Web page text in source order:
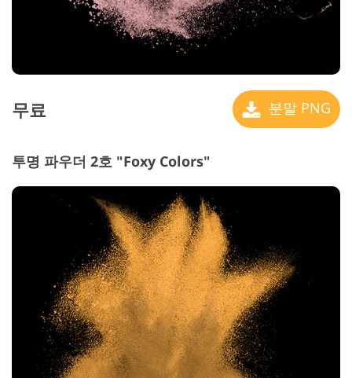
무료 분말 PNG
투명 파우더 2호 "Foxy Colors"